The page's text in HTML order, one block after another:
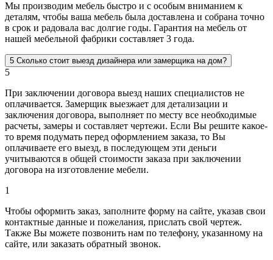
Мы производим мебель быстро и с особым вниманием к
деталям, чтобы ваша мебель была доставлена и собрана точно
в срок и радовала вас долгие годы. Гарантия на мебель от
нашей мебельной фабрики составляет 3 года.
5 Сколько стоит выезд дизайнера или замерщика на дом?
5
При заключении договора выезд наших специалистов не
оплачивается. Замерщик выезжает для детализации и
заключения договора, выполняет по месту все необходимые
расчеты, замеры и составляет чертежи. Если Вы решите какое-
то время подумать перед оформлением заказа, то Вы
оплачиваете его выезд, в последующем эти деньги
учитываются в общей стоимости заказа при заключении
договора на изготовление мебели.
1
Чтобы оформить заказ, заполните форму на сайте, указав свои
контактные данные и пожелания, прислать свой чертеж.
Также Вы можете позвонить нам по телефону, указанному на
сайте, или заказать обратный звонок.